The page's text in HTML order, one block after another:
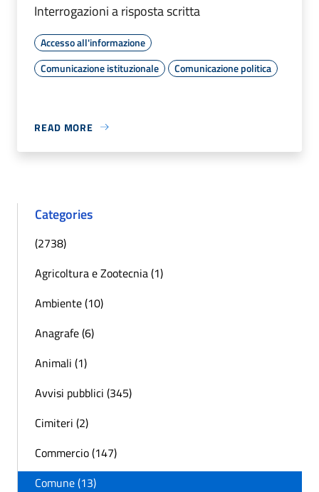
Interrogazioni a risposta scritta
Accesso all'informazione
Comunicazione istituzionale
Comunicazione politica
READ MORE
Categories
(2738)
Agricoltura e Zootecnia (1)
Ambiente (10)
Anagrafe (6)
Animali (1)
Avvisi pubblici (345)
Cimiteri (2)
Commercio (147)
Comune (13)